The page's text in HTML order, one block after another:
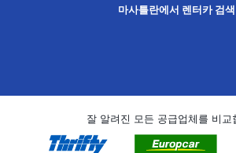
마사틀란에서 렌터카 검색
잘 알려진 모든 공급업체를 비교